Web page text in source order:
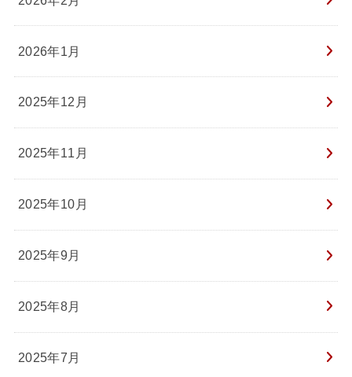
2026年1月
2025年12月
2025年11月
2025年10月
2025年9月
2025年8月
2025年7月